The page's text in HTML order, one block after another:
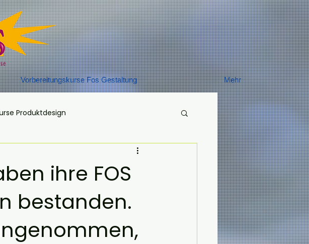
Vorbereitungskurse Fos Gestaltung Mehr
Produktdesign
ihre FOS
bestanden.